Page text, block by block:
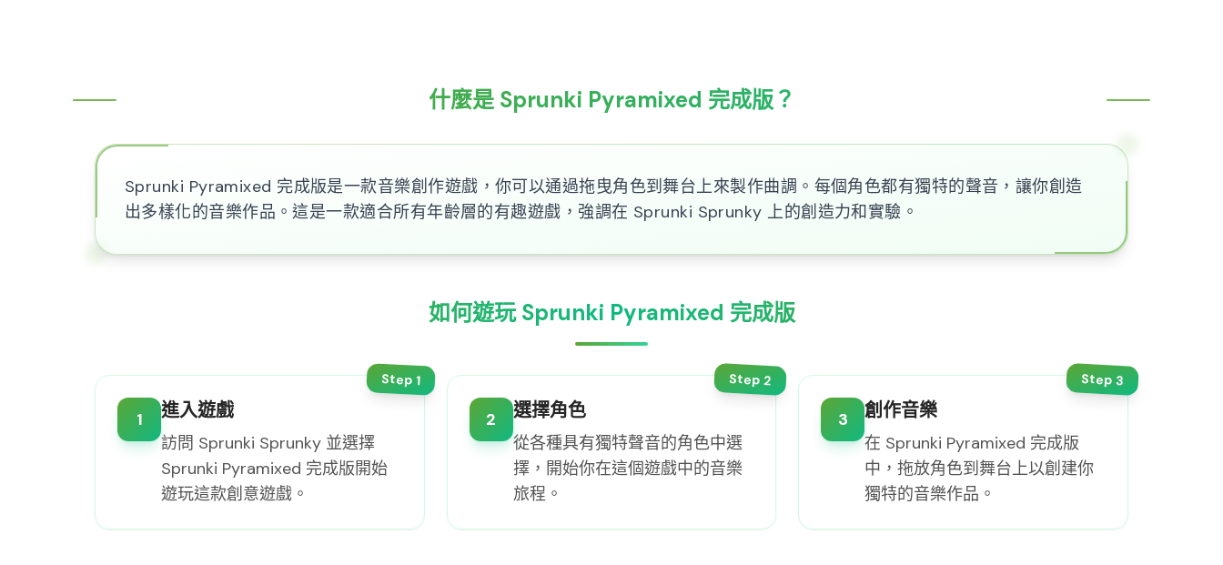
什麼是 Sprunki Pyramixed 完成版？
Sprunki Pyramixed 完成版是一款音樂創作遊戲，你可以通過拖曳角色到舞台上來製作曲調。每個角色都有獨特的聲音，讓你創造
出多樣化的音樂作品。這是一款適合所有年齡層的有趣遊戲，強調在 Sprunki Sprunky 上的創造力和實驗。
如何遊玩 Sprunki Pyramixed 完成版
Step1
1 進入遊戲
訪問 Sprunki Sprunky 並選擇
Sprunki Pyramixed 完成版開始
遊玩這款創意遊戲。
Step2
2 選擇角色
從各種具有獨特聲音的角色中選
擇，開始你在這個遊戲中的音樂
旅程。
Step3
3 創作音樂
在 Sprunki Pyramixed 完成版
中，拖放角色到舞台上以創建你
獨特的音樂作品。